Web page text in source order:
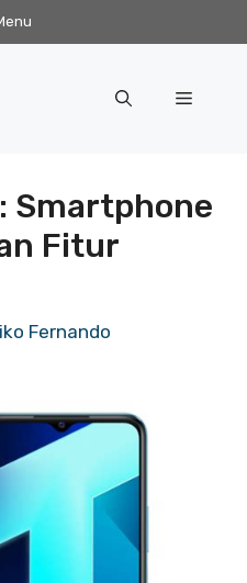
Menu
Smartphone
Fitur
Fernando